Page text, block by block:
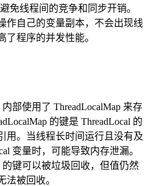
免线程间的竞争和同步开销。
作自己的变量副本，不会出现线
了程序的并发性能。
内部使用了 ThreadLocalMap 来存
的键是 ThreadLocal 的
用。当线程长时间运行且没有及
变量时，可能导致内存泄漏。
的键可以被垃圾回收，但值仍然
法被回收。